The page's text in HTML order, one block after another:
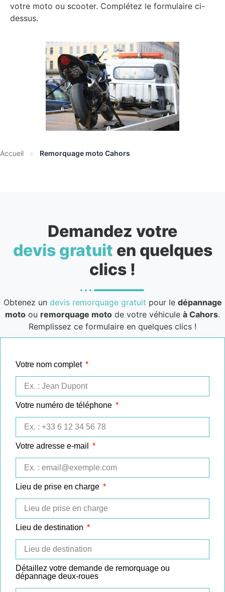
votre moto ou scooter. Complétez le formulaire ci-
dessus.
Accueil » Remorquage moto Cahors
Demandez votre
devis gratuit en quelques
clics !
Obtenez un devis remorquage gratuit pour le dépannage
moto ou remorquage moto de votre véhicule à Cahors.
Remplissez ce formulaire en quelques clics !
Votre nom complet
Votre numéro de téléphone
Votre adresse e-mail
Lieu de prise en charge
Lieu de destination
Détaillez votre demande de remorquage ou
dépannage deux-roues